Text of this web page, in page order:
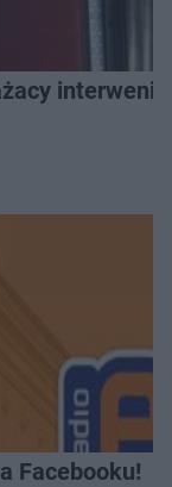
Facebooku!